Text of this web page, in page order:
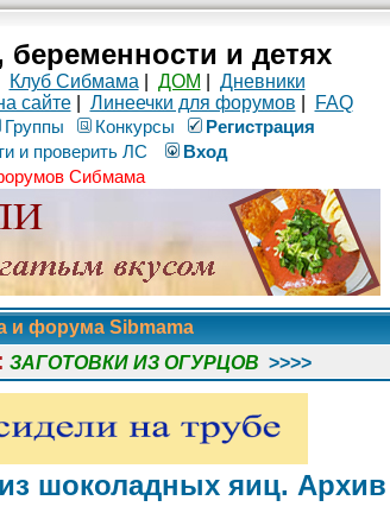
и детях
Клуб Сибмама ДОМ
Дневники
сайте| Линеечки для форумов
FAQ
Группы Конкурсы
Рeгиcтpaция
и проверить ЛС
Вход
Сибмама
и форума Sibmama
ЗАГОТОВКИ ИЗ ОГУРЦОВ >>>>
шоколадных яиц. Архив